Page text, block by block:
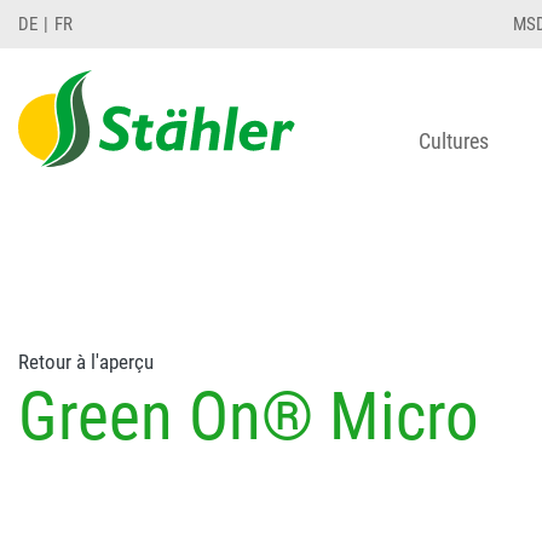
DE FR
Cultures
string(78) "Test 12 {FONT:12} // Dosierungen: test
Retour à l'aperçu
Green On® Micro